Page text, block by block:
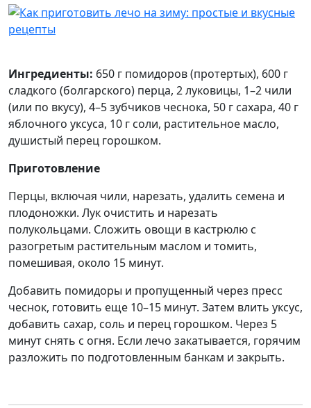
Ингредиенты: 650 г помидоров (протертых), 600 г
сладкого (болгарского) перца, 2 луковицы, 1–2 чили
(или по вкусу), 4–5 зубчиков чеснока, 50 г сахара, 40 г
яблочного уксуса, 10 г соли, растительное масло,
душистый перец горошком.
Приготовление
Перцы, включая чили, нарезать, удалить семена и
плодоножки. Лук очистить и нарезать
полукольцами. Сложить овощи в кастрюлю с
разогретым растительным маслом и томить,
помешивая, около 15 минут.
Добавить помидоры и пропущенный через пресс
чеснок, готовить еще 10–15 минут. Затем влить уксус,
добавить сахар, соль и перец горошком. Через 5
минут снять с огня. Если лечо закатывается, горячим
разложить по подготовленным банкам и закрыть.